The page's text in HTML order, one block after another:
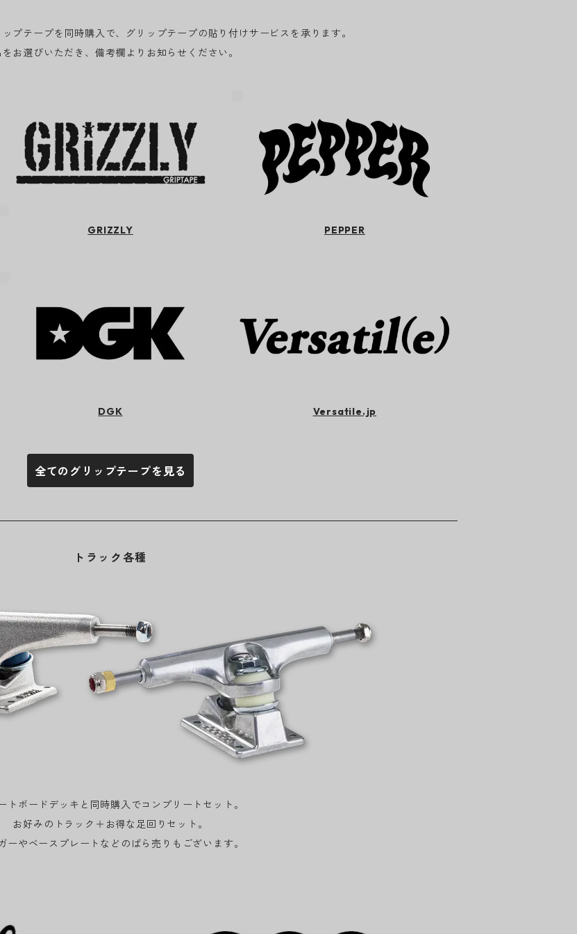
プテープを同時購入で、グリップテープの貼り付けサービスを承ります。
をお選びいただき、備考欄よりお知らせください。
GRIZZLY PEPPER
DGK Versatile.jp
全てのグリップテープを見る
トラック各種
トボードデッキと同時購入でコンプリートセット。
お好みのトラック＋お得な足回りセット。
ーやベースプレートなどのばら売りもございます。